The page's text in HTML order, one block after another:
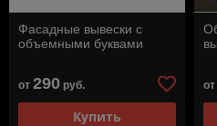
Фасадные вывески с
объемными буквами
от 290 руб.
Купить
от